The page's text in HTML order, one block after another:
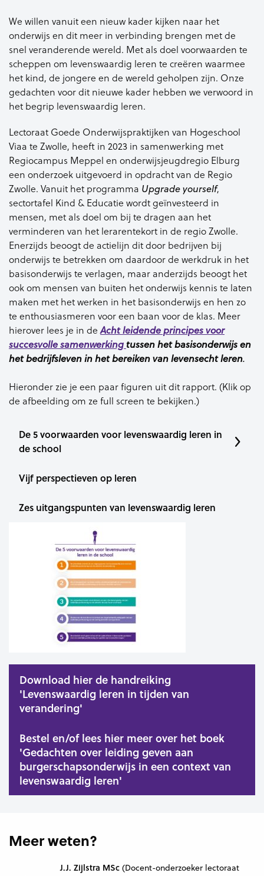
We willen vanuit een nieuw kader kijken naar het
onderwijs en dit meer in verbinding brengen met de
snel veranderende wereld. Met als doel voorwaarden te
scheppen om levenswaardig leren te creëren waarmee
het kind, de jongere en de wereld geholpen zijn. Onze
gedachten voor dit nieuwe kader hebben we verwoord in
het begrip levenswaardig leren.
Lectoraat Goede Onderwijspraktijken van Hogeschool
Viaa te Zwolle, heeft in 2023 in samenwerking met
Regiocampus Meppel en onderwijsjeugdregio Elburg
een onderzoek uitgevoerd in opdracht van de Regio
Zwolle. Vanuit het programma Upgrade yourself,
sectortafel Kind & Educatie wordt geïnvesteerd in
mensen, met als doel om bij te dragen aan het
verminderen van het lerarentekort in de regio Zwolle.
Enerzijds beoogt de actielijn dit door bedrijven bij
onderwijs te betrekken om daardoor de werkdruk in het
basisonderwijs te verlagen, maar anderzijds beoogt het
ook om mensen van buiten het onderwijs kennis te laten
maken met het werken in het basisonderwijs en hen zo
te enthousiasmeren voor een baan voor de klas. Meer
hierover lees je in deAcht leidende principes voor
succesvolle samenwerkingtussen het basisonderwijs en
het bedrijfsleven in het bereikenvan levensecht leren.
Hieronder zie je een paar figuren uit dit rapport. (Klik op
de afbeelding om ze full screen te bekijken.)
De 5 voorwaarden voor levenswaardig leren in
de school
Vijf perspectieven op leren
Zes uitgangspunten van levenswaardig leren
Download hier de handreiking
'Levenswaardig leren in tijden van
verandering'
Bestel en/of lees hier meer over het boek
'Gedachten over leiding geven aan
burgerschapsonderwijs in een context van
levenswaardig leren'
Meer weten?
J.J. Zijlstra MSc (Docent-onderzoeker lectoraat